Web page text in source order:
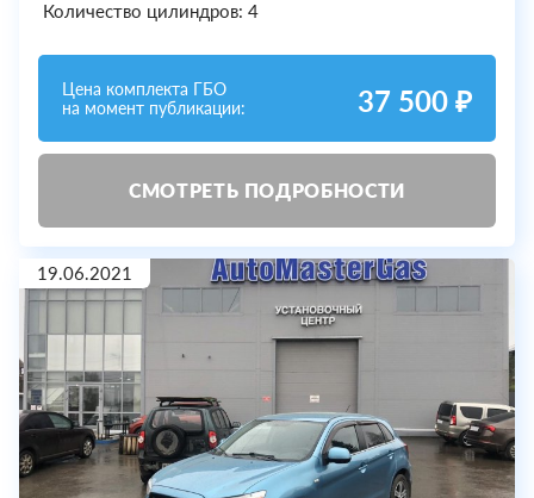
Количество цилиндров: 4
Цена комплекта ГБО
на момент публикации:
37 500 ₽
СМОТРЕТЬ ПОДРОБНОСТИ
19.06.2021